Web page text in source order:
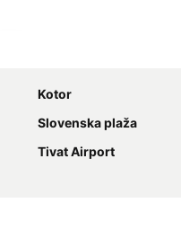
Kotor
Slovenska plaža
Tivat Airport